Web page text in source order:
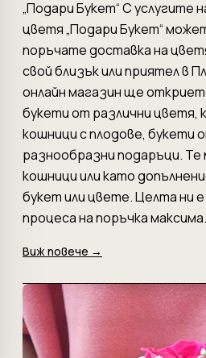
„Подари Букет“ С услугите
цветя „Подари Букет“
поръчате доставка на
свой близък или приятел в
онлайн магазин ще
букети от различни цветя,
кошници с плодове, букети
разнообразни подаръци.
кошници или като
букет или цвете. Целта ни
процеса на поръчка
Виж повече →